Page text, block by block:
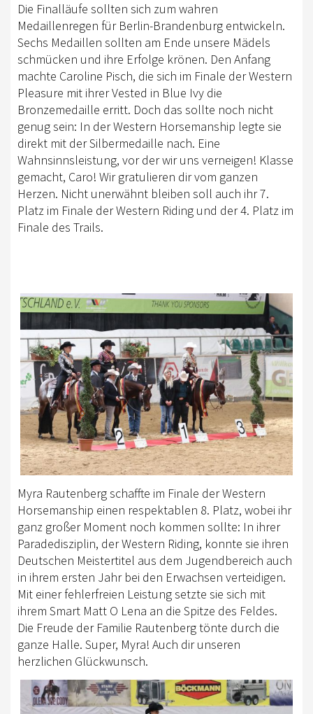
Die Finalläufe sollten sich zum wahren
Medaillenregen für Berlin-Brandenburg entwickeln.
Sechs Medaillen sollten am Ende unsere Mädels
schmücken und ihre Erfolge krönen. Den Anfang
machte Caroline Pisch, die sich im Finale der Western
Pleasure mit ihrer Vested in Blue Ivy die
Bronzemedaille erritt. Doch das sollte noch nicht
genug sein: In der Western Horsemanship legte sie
direkt mit der Silbermedaille nach. Eine
Wahnsinnsleistung, vor der wir uns verneigen! Klasse
gemacht, Caro! Wir gratulieren dir vom ganzen
Herzen. Nicht unerwähnt bleiben soll auch ihr 7.
Platz im Finale der Western Riding und der 4. Platz im
Finale des Trails.
Myra Rautenberg schaffte im Finale der Western
Horsemanship einen respektablen 8. Platz, wobei ihr
ganz großer Moment noch kommen sollte: In ihrer
Paradedisziplin, der Western Riding, konnte sie ihren
Deutschen Meistertitel aus dem Jugendbereich auch
in ihrem ersten Jahr bei den Erwachsen verteidigen.
Mit einer fehlerfreien Leistung setzte sie sich mit
ihrem Smart Matt O Lena an die Spitze des Feldes.
Die Freude der Familie Rautenberg tönte durch die
ganze Halle. Super, Myra! Auch dir unseren
herzlichen Glückwunsch.